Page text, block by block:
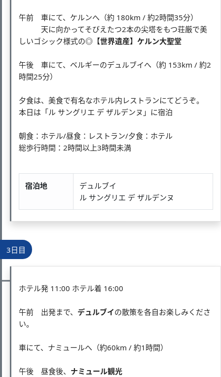
午前 車にて、ケルンへ（約 180km / 約2時間35分）
天に向かってそびえたつ2本の尖塔をもつ荘厳で美
しいゴシック様式の◎【世界遺産】ケルン大聖堂
午後 車にて、ベルギーのデュルブイへ（約 153km / 約2
時間25分）
夕食は、美食で有名なホテル内レストランにてどうぞ。
本日は「ル サングリエ デ ザルデンヌ」に宿泊
朝食：ホテル/昼食：レストラン/夕食：ホテル
総歩行時間：2時間以上3時間未満
宿泊地
デュルブイ
ル サングリエ デ ザルデンヌ
3日目
ホテル発 11:00 ホテル着 16:00
午前 出発まで、 デュルブイの散策を各自お楽しみくださ
い。
車にて、ナミュールへ（約60km / 約1時間）
午後 昼食後、 ナミュール観光